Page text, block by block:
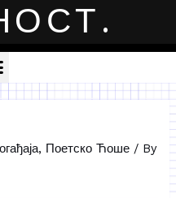
, Поетско Ћоше / By